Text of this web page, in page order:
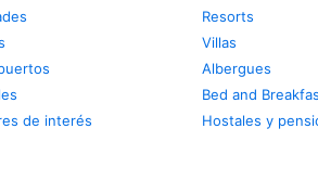
de interés
Resorts
Villas
Albergues
Bed and
Hostales y